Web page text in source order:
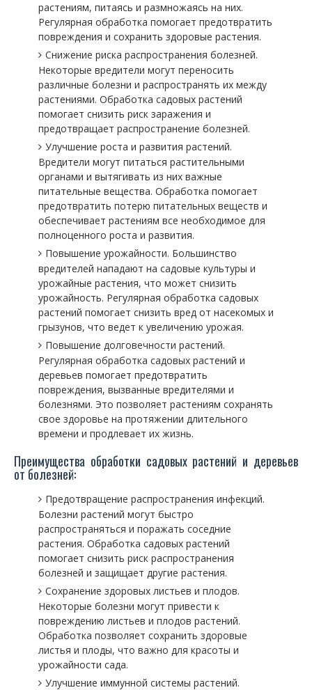
растениям, питаясь и размножаясь на них.
Регулярная обработка помогает предотвратить
повреждения и сохранить здоровые растения.
Снижение риска распространения болезней.
Некоторые вредители могут переносить
различные болезни и распространять их между
растениями. Обработка садовых растений
помогает снизить риск заражения и
предотвращает распространение болезней.
Улучшение роста и развития растений.
Вредители могут питаться растительными
органами и вытягивать из них важные
питательные вещества. Обработка помогает
предотвратить потерю питательных веществ и
обеспечивает растениям все необходимое для
полноценного роста и развития.
Повышение урожайности. Большинство
вредителей нападают на садовые культуры и
урожайные растения, что может снизить
урожайность. Регулярная обработка садовых
растений помогает снизить вред от насекомых и
грызунов, что ведет к увеличению урожая.
Повышение долговечности растений.
Регулярная обработка садовых растений и
деревьев помогает предотвратить
повреждения, вызванные вредителями и
болезнями. Это позволяет растениям сохранять
свое здоровье на протяжении длительного
времени и продлевает их жизнь.
Преимущества обработки садовых растений и деревьев
от болезней:
Предотвращение распространения инфекций.
Болезни растений могут быстро
распространяться и поражать соседние
растения. Обработка садовых растений
помогает снизить риск распространения
болезней и защищает другие растения.
Сохранение здоровых листьев и плодов.
Некоторые болезни могут привести к
повреждению листьев и плодов растений.
Обработка позволяет сохранить здоровые
листья и плоды, что важно для красоты и
урожайности сада.
Улучшение иммунной системы растений.